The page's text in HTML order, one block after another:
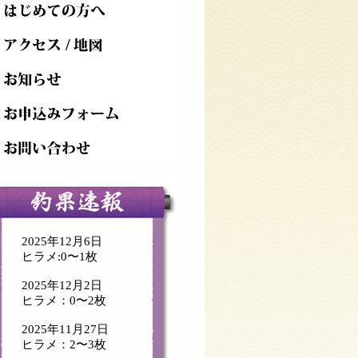
2025年12月6日
ヒラメ:0〜1枚
2025年12月2日
ヒラメ：0〜2枚
2025年11月27日
ヒラメ：2〜3枚